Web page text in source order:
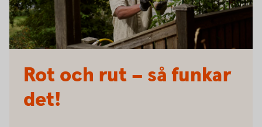
Rot och rut – så funkar
det!